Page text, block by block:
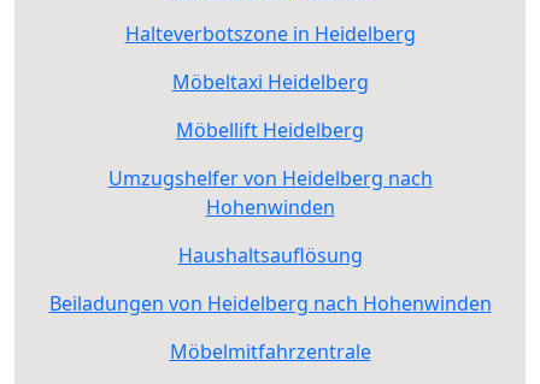
Halteverbotszone in Heidelberg
Möbeltaxi Heidelberg
Möbellift Heidelberg
Umzugshelfer von Heidelberg nach
Hohenwinden
Haushaltsauflösung
Beiladungen von Heidelberg nach Hohenwinden
Möbelmitfahrzentrale